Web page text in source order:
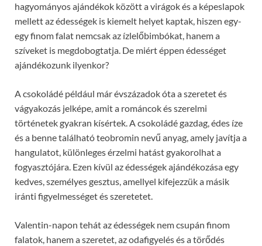
hagyományos ajándékok között a virágok és a képeslapok
mellett az édességek is kiemelt helyet kaptak, hiszen egy-
egy finom falat nemcsak az ízlelőbimbókat, hanem a
szíveket is megdobogtatja. De miért éppen édességet
ajándékozunk ilyenkor?
A csokoládé például már évszázadok óta a szeretet és
vágyakozás jelképe, amit a románcok és szerelmi
történetek gyakran kísértek. A csokoládé gazdag, édes íze
és a benne található teobromin nevű anyag, amely javítja a
hangulatot, különleges érzelmi hatást gyakorolhat a
fogyasztójára. Ezen kívül az édességek ajándékozása egy
kedves, személyes gesztus, amellyel kifejezzük a másik
iránti figyelmességet és szeretetet.
Valentin-napon tehát az édességek nem csupán finom
falatok, hanem a szeretet, az odafigyelés és a törődés